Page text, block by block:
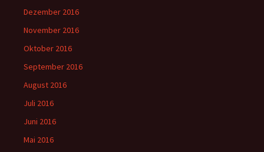
Dezember 2016
November 2016
Oktober 2016
September 2016
August 2016
Juli 2016
Juni 2016
Mai 2016